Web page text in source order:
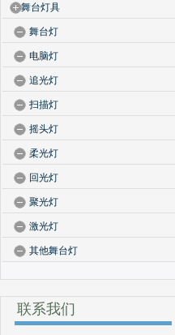
舞台灯具
舞台灯
电脑灯
追光灯
扫描灯
摇头灯
柔光灯
回光灯
聚光灯
激光灯
其他舞台灯
联系我们